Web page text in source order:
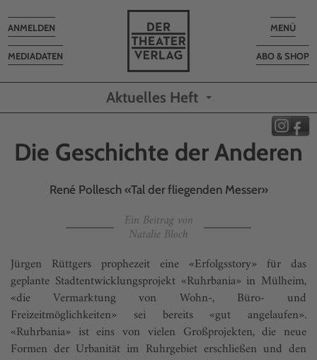
Toggle
MENÜ
ABO & SHOP
MEDIADATEN
Toggle
navigation
ANMELDEN
Aktuelles Heft
Die Geschichte der Anderen
René Pollesch «Tal der fliegenden Messer»
Ein Beitrag von
Natalie Bloch
Jürgen Rüttgers prophezeit eine «Erfolgsstory» für das
geplante Stadtentwicklungsprojekt «Ruhrbania» in Mülheim,
«die Vermarktung von Wohn-, Büro- und
Freizeitmöglichkeiten» sei bereits «gut angelaufen».
«Ruhrbania» ist eins von vielen Großprojekten, die neue
Formen der Urbanität im Ruhrgebiet erschließen und den